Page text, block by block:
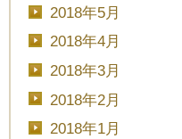
2018年5月
2018年4月
2018年3月
2018年2月
2018年1月